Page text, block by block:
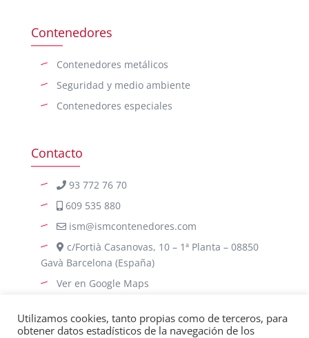
Contenedores
Contenedores metálicos
Seguridad y medio ambiente
Contenedores especiales
Contacto
93 772 76 70
609 535 880
ism@ismcontenedores.com
c/Fortià Casanovas, 10 – 1ª Planta – 08850
Gavà Barcelona (España)
Ver en Google Maps
Utilizamos cookies, tanto propias como de terceros, para
obtener datos estadísticos de la navegación de los